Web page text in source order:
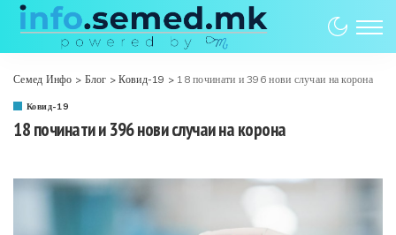
Семед Инфо > Блог >Ковид-19 > 18 починати и 396 нови случаи на корона
Ковид-19
18 починати и 396 нови случаи на корона